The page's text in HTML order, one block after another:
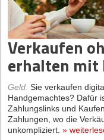
Verkaufen
erhalten mit
Geld: Sie verkaufen
Handgemachtes? Dafür
Zahlungslinks und
Zahlungen, wo die
unkompliziert. »